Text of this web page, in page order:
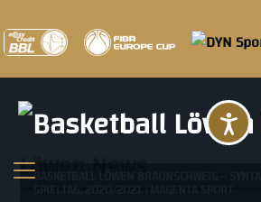
Löwen
BASKETBALL LÖWEN BRAUNSCHWEIG –